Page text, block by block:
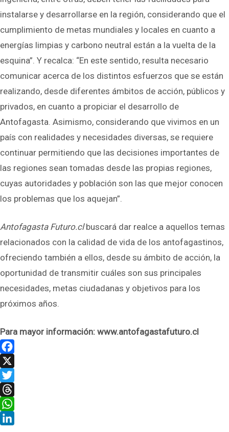
instalarse y desarrollarse en la región, considerando que el
cumplimiento de metas mundiales y locales en cuanto a
energías limpias y carbono neutral están a la vuelta de la
esquina”. Y recalca: “En este sentido, resulta necesario
comunicar acerca de los distintos esfuerzos que se están
realizando, desde diferentes ámbitos de acción, públicos y
privados, en cuanto a propiciar el desarrollo de
Antofagasta. Asimismo, considerando que vivimos en un
país con realidades y necesidades diversas, se requiere
continuar permitiendo que las decisiones importantes de
las regiones sean tomadas desde las propias regiones,
cuyas autoridades y población son las que mejor conocen
los problemas que los aquejan”.
Antofagasta Futuro.clbuscará dar realce a aquellos temas
relacionados con la calidad de vida de los antofagastinos,
ofreciendo también a ellos, desde su ámbito de acción, la
oportunidad de transmitir cuáles son sus principales
necesidades, metas ciudadanas y objetivos para los
próximos años.
Para mayor información: www.antofagastafuturo.cl
Facebook
X
Twitter
Threads
WhatsApp